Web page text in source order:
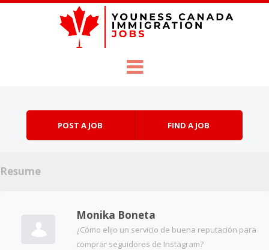
POST A JOB FIND A JOB
Resume
Monika Boneta
¿Cómo elijo un servicio de buena reputación para
comprar seguidores de Instagram?